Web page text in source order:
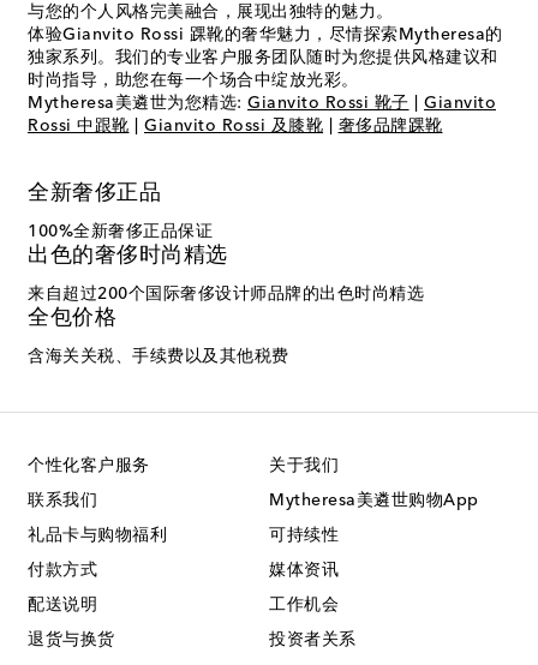
与您的个人风格完美融合，展现出独特的魅力。
体验Gianvito Rossi 踝靴的奢华魅力，尽情探索Mytheresa的
独家系列。我们的专业客户服务团队随时为您提供风格建议和
时尚指导，助您在每一个场合中绽放光彩。
Mytheresa美遴世为您精选: Gianvito Rossi 靴子
Gianvito
Rossi 中跟靴
Gianvito Rossi 及膝靴 奢侈品牌踝靴
全新奢侈正品
100%全新奢侈正品保证
出色的奢侈时尚精选
来自超过200个国际奢侈设计师品牌的出色时尚精选
全包价格
含海关关税、手续费以及其他税费
个性化客户服务
联系我们
礼品卡与购物福利
付款方式
配送说明
退货与换货
关于我们
Mytheresa美遴世购物App
可持续性
媒体资讯
工作机会
投资者关系